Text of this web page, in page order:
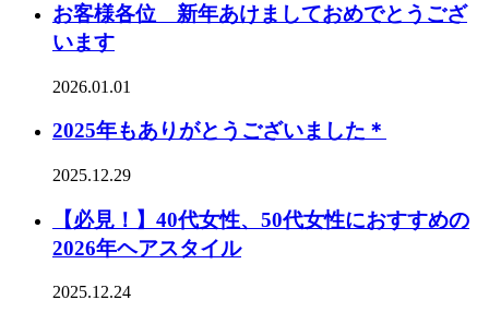
お客様各位 新年あけましておめでとうござ
います
2026.01.01
2025年もありがとうございました＊
2025.12.29
【必見！】40代女性、50代女性におすすめの
2026年ヘアスタイル
2025.12.24